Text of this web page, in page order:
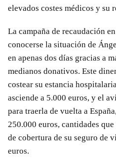
elevados costes médicos y su
La campaña de recaudación
conocerse la situación de
en apenas dos días gracias a
medianos donativos. Este
costear su estancia
asciende a 5.000 euros, y el
para traerla de vuelta a
250.000 euros, cantidades
de cobertura de su seguro de
euros.